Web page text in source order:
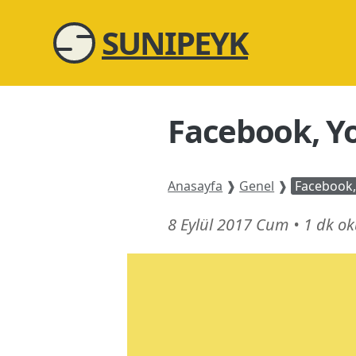
SUNIPEYK
Facebook,
Anasayfa ❱ Genel ❱
8 Eylül 2017 Cum 3
Temmuz
• 1 dk